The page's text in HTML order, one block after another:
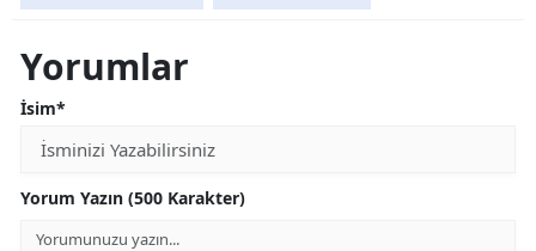
Yorumlar
İsim*
Yorum Yazın (500 Karakter)